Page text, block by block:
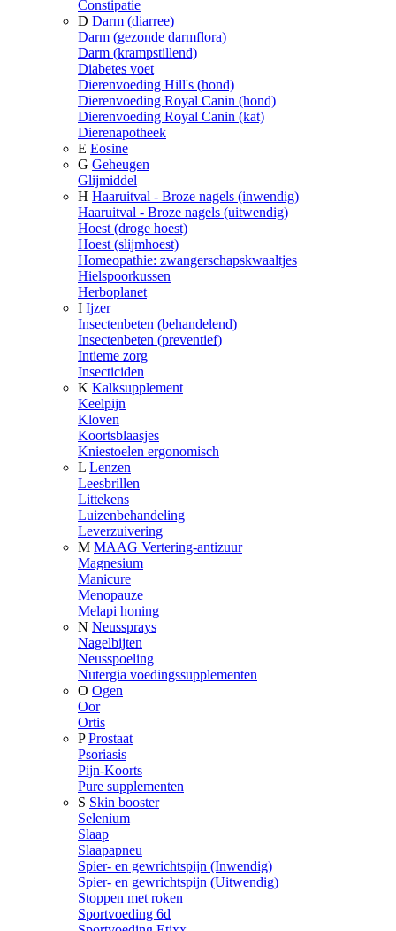
Constipatie
D Darm (diarree)
Darm (gezonde darmflora)
Darm (krampstillend)
Diabetes voet
Dierenvoeding Hill's (hond)
Dierenvoeding Royal Canin (hond)
Dierenvoeding Royal Canin (kat)
Dierenapotheek
E Eosine
G Geheugen
Glijmiddel
H Haaruitval - Broze nagels (inwendig)
Haaruitval - Broze nagels (uitwendig)
Hoest (droge hoest)
Hoest (slijmhoest)
Homeopathie: zwangerschapskwaaltjes
Hielspoorkussen
Herboplanet
I Ijzer
Insectenbeten (behandelend)
Insectenbeten (preventief)
Intieme zorg
Insecticiden
K Kalksupplement
Keelpijn
Kloven
Koortsblaasjes
Kniestoelen ergonomisch
L Lenzen
Leesbrillen
Littekens
Luizenbehandeling
Leverzuivering
M MAAG Vertering-antizuur
Magnesium
Manicure
Menopauze
Melapi honing
N Neussprays
Nagelbijten
Neusspoeling
Nutergia voedingssupplementen
O Ogen
Oor
Ortis
P Prostaat
Psoriasis
Pijn-Koorts
Pure supplementen
S Skin booster
Selenium
Slaap
Slaapapneu
Spier- en gewrichtspijn (Inwendig)
Spier- en gewrichtspijn (Uitwendig)
Stoppen met roken
Sportvoeding 6d